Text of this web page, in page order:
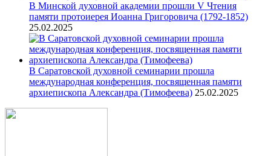
В Минской духовной академии прошли V Чтения
памяти протоиерея Иоанна Григоровича (1792-1852)
25.02.2025
В Саратовской духовной семинарии прошла
международная конференция, посвященная памяти
архиепископа Александра (Тимофеева) 25.02.2025